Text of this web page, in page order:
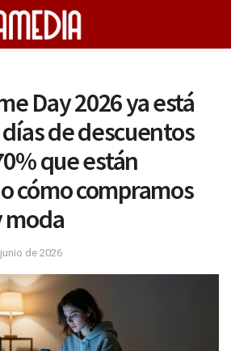
Day 2026 ya está
de descuentos
que están
cómo compramos
moda
de 2026